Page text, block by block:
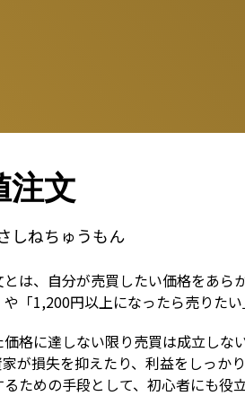
注文
しねちゅうもん
は、自分が売買したい価格をあら
や「1,200円以上になったら売りた
格に達しない限り売買は成立しな
家が損失を抑えたり、利益をしっか
ための手段として、初心者にも役